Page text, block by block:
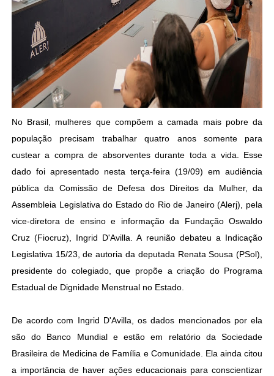
No Brasil, mulheres que compõem a camada mais pobre da
população precisam trabalhar quatro anos somente para
custear a compra de absorventes durante toda a vida. Esse
dado foi apresentado nesta terça-feira (19/09) em audiência
pública da Comissão de Defesa dos Direitos da Mulher, da
Assembleia Legislativa do Estado do Rio de Janeiro (Alerj), pela
vice-diretora de ensino e informação da Fundação Oswaldo
Cruz (Fiocruz), Ingrid D'Avilla. A reunião debateu a Indicação
Legislativa 15/23, de autoria da deputada Renata Sousa (PSol),
presidente do colegiado, que propõe a criação do Programa
Estadual de Dignidade Menstrual no Estado.
De acordo com Ingrid D'Avilla, os dados mencionados por ela
são do Banco Mundial e estão em relatório da Sociedade
Brasileira de Medicina de Família e Comunidade. Ela ainda citou
a importância de haver ações educacionais para conscientizar